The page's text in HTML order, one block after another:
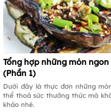
Tổng hợp những món
(Phần 1)
Dưới đây là thực đơn những
thể thoả sức thưởng thức mà
khảo nhé.